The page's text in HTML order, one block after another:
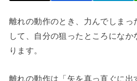
離れの動作のとき、力んでしまっ
して、自分の狙ったところにな
ります。
離れの動作は「矢を真っ直ぐに出